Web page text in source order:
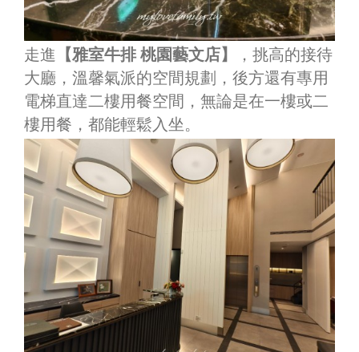
走進 【雅室牛排 桃園藝文店】
，挑高的接待
大廳，溫馨氣派的空間規劃，後方還有專用
電梯直達二樓用餐空間，無論是在一樓或二
樓用餐，都能輕鬆入坐。